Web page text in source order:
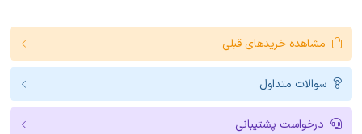
مشاهده خریدهای قبلی
سوالات متداول
درخواست پشتیبانی